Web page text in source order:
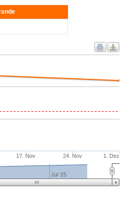
17. Nov 24. Nov 1. Dez
Jul '25